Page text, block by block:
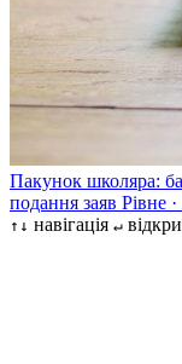
Пакунок школяра:
подання заяв Рівне
↑↓ навігація ↵